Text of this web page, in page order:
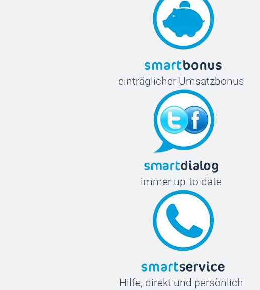
einträglicher Umsatzbonus
immer up-to-date
Hilfe, direkt und persönlich